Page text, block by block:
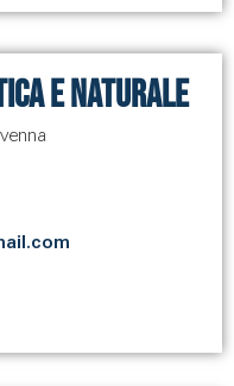
e Naturale